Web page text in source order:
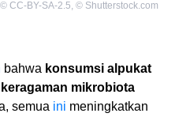
© CC-BY-SA-2.5 © Shutterstock.com
bahwa konsumsi alpukat
mikrobiota
semua ini meningkatkan